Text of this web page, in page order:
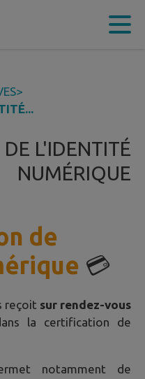
>
L'IDENTITÉ
NUMÉRIQUE
de
💳
reçoit sur rendez-vous
la certification de
notamment de